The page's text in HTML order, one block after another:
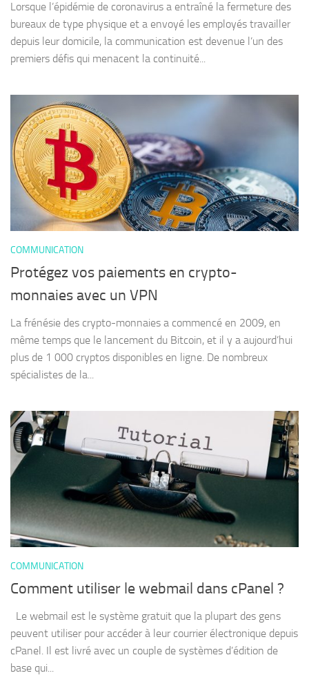
Lorsque l’épidémie de coronavirus a entraîné la fermeture des
bureaux de type physique et a envoyé les employés travailler
depuis leur domicile, la communication est devenue l’un des
premiers défis qui menacent la continuité...
COMMUNICATION
Protégez vos paiements en crypto-
monnaies avec un VPN
La frénésie des crypto-monnaies a commencé en 2009, en
même temps que le lancement du Bitcoin, et il y a aujourd’hui
plus de 1 000 cryptos disponibles en ligne. De nombreux
spécialistes de la...
COMMUNICATION
Comment utiliser le webmail dans cPanel ?
Le webmail est le système gratuit que la plupart des gens
peuvent utiliser pour accéder à leur courrier électronique depuis
cPanel. Il est livré avec un couple de systèmes d’édition de
base qui...